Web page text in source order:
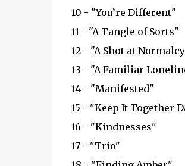
10 - "You’re Different"
11 - "A Tangle of Sorts"
12 - "A Shot at
13 - "A Familiar
14 - "Manifested"
15 - "Keep It Together
16 - "Kindnesses"
17 - "Trio"